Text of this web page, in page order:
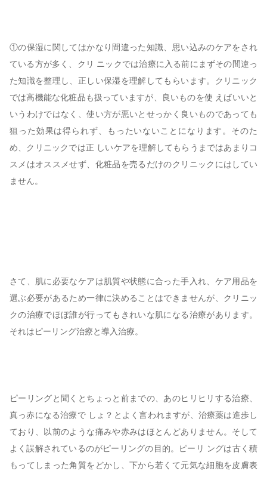
①の保湿に関してはかなり間違った知識、思い込みのケアをされ
ている方が多く、クリ ニックでは治療に入る前にまずその間違っ
た知識を整理し、正しい保湿を理解してもらいます。クリニック
では高機能な化粧品も扱っていますが、良いものを使 えばいいと
いうわけではなく、使い方が悪いとせっかく良いものであっても
狙った効果は得られず、もったいないことになります。そのた
め、クリニックでは正 しいケアを理解してもらうまではあまりコ
スメはオススメせず、化粧品を売るだけのクリニックにはしてい
ません。
さて、肌に必要なケアは肌質や状態に合った手入れ、ケア用品を
選ぶ必要があるため一律に決めることはできませんが、クリニッ
クの治療でほぼ誰が行ってもきれいな肌になる治療があります。
それはピーリング治療と導入治療。
ピーリングと聞くとちょっと前までの、あのヒリヒリする治療、
真っ赤になる治療で しょ？とよく言われますが、治療薬は進歩し
ており、以前のような痛みや赤みはほとんどありません。そして
よく誤解されているのがピーリングの目的。ピーリ ングは古く積
もってしまった角質をどかし、下から若くて元気な細胞を皮膚表